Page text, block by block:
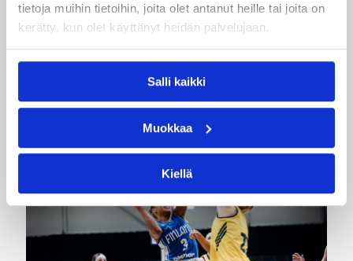
tietoja muihin tietoihin, joita olet antanut heille tai joita on
kerätty, kun olet käyttänyt heidän palvelujaan.
Salli kaikki
Muokkaa
Kiellä
Suomen 16-vuotiaat pojat ottivat vakuuttavan
85–45-voiton Luxemburgista B-divisioonan EM-
kilpailuissa johtamalla ottelua alusta loppuun.
Suomi kohtaa huomenna Ruotsin klo 19.30